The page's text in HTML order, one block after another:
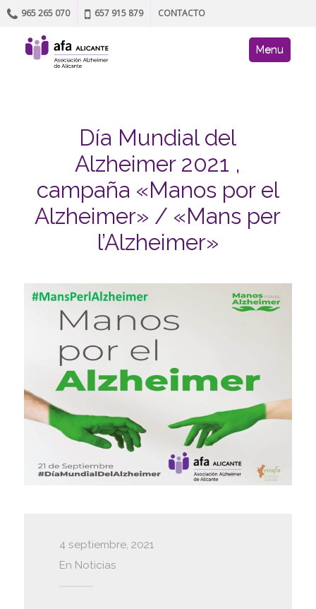
965 265 070 657 915 879 CONTACTO
AFA site
Skip to content
Menu
Día Mundial del
Alzheimer 2021 ,
campaña «Manos por el
Alzheimer» / «Mans per
l’Alzheimer»
4 septiembre, 2021
En Noticias